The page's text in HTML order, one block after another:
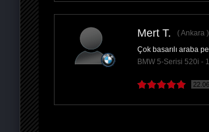
Mert T.
Ankara
Çok basarılı araba
BMW 5-Serisi 520i -